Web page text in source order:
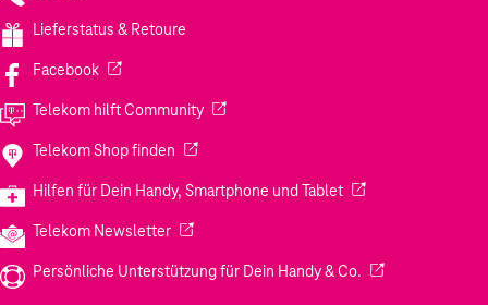
Lieferstatus & Retoure
Facebook(Wird in einem neuen Tab geöffnet)
Telekom hilft Community(Wird in einem neuen Tab geöffnet)
Telekom Shop finden (Wird in einem neuen Tab geöffnet)
Hilfen für Dein Handy, Smartphone und Tablet(Wird in einem
Telekom Newsletter(Wird in einem neuen Tab geöffnet)
Persönliche Unterstützung für Dein Handy & Co. (Wird in einem